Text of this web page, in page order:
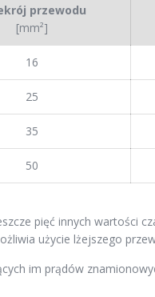
przewodu
[mm²]
16
25
35
50
pięć innych wartości
użycie lżejszego
im prądów